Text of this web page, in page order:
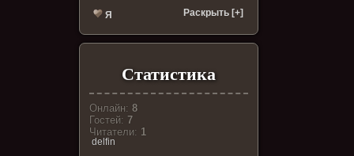
Я Раскрыть [+]
Статистика
Онлайн:8
Гостей:7
Читатели: 1
delfin